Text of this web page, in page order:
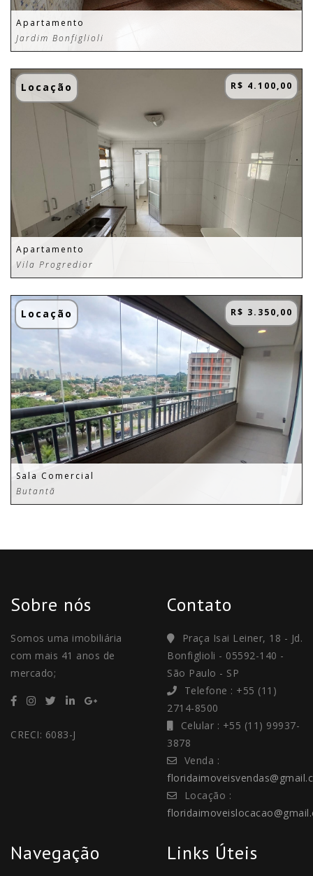
Apartamento
Jardim Bonfiglioli
Locação R$ 4.100,00
Apartamento
Vila Progredior
Locação R$ 3.350,00
Sala Comercial
Butantã
Sobre nós
Somos uma imobiliária
com mais 41 anos de
mercado;
CRECI: 6083-J
Contato
Praça Isai Leiner, 18 - Jd.
Bonfiglioli - 05592-140 -
São Paulo - SP
Telefone : +55 (11)
2714-8500
Celular : +55 (11) 99937-
3878
Venda :
Locação :
Navegação Links Úteis